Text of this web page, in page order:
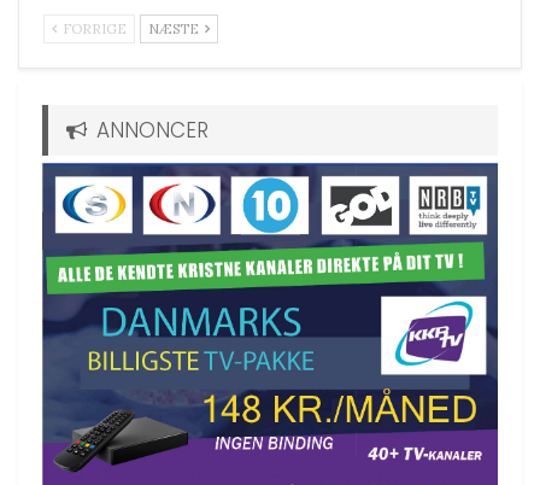
FORRIGE NÆSTE
ANNONCER